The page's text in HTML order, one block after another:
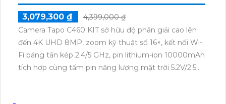
3,079,300 ₫
4,399,000 ₫
Camera Tapo C460 KIT sở hữu độ phân giải cao lên
đến 4K UHD 8MP, zoom kỹ thuật số 16×, kết nối Wi-
Fi băng tần kép 2.4/5 GHz, pin lithium-ion 10000mAh
tích hợp cùng tấm pin năng lượng mặt trời 5.2V/2.5W.